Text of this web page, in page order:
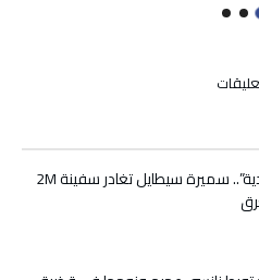
يدعو
إلى
تحمل
“المرأة الحديدية”.. سميرة سيطايل تغادر سفينة 2M